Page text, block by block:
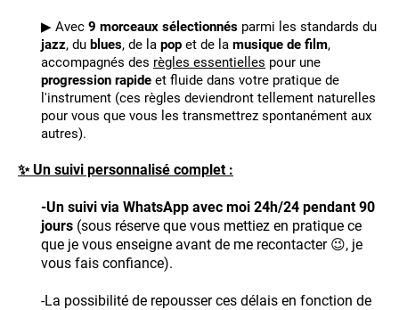
▶ Avec 9 morceaux sélectionnés parmi les standards du
jazz, du blues, de la pop et de la musique de film,
accompagnés des règles essentielles pour une
progression rapide et fluide dans votre pratique de
l'instrument (ces règles deviendront tellement naturelles
pour vous que vous les transmettrez spontanément aux
autres).
✨ Un suivi personnalisé complet :
-Un suivi via WhatsApp avec moi 24h/24 pendant 90
jours (sous réserve que vous mettiez en pratique ce
que je vous enseigne avant de me recontacter 😉, je
vous fais confiance).
-La possibilité de repousser ces délais en fonction de